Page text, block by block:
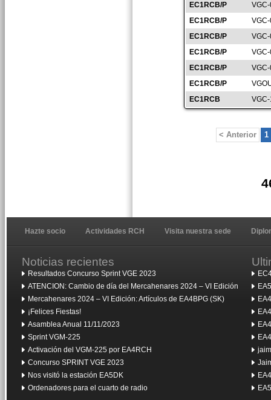
EC1RCB/P
EC1RCB/P
EC1RCB/P
EC1RCB/P
EC1RCB/P
EC1RCB/P
EC1RCB
< Anterior 1
Hazte socio Actividades RCH Visita nuestra sede
Noticias recientes
Resultados Concurso Sprint VGE 2023
ATENCION: Cambio de día del Mercahenares 2024 – VI Edición
Mercahenares 2024 – VI Edición: Artículos de EA4BPG (SK)
¡Felices Fiestas!
Asamblea Anual 11/11/2023
Sprint VGM-225
Activación del VGM-225 por EA4RCH
Concurso SPRINT VGE 2023
Nos visitó la estación EA5DK
Ordenadores para el cuarto de radio